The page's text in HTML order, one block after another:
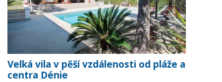
Velká vila v pěší vzdálenosti od pláže a
centra Dénie